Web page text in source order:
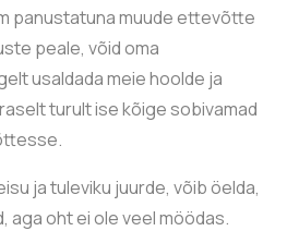
panustatuna muude ettevõtte
peale, võid oma
usaldada meie hoolde ja
turult ise kõige sobivamad
ja tuleviku juurde, võib öelda,
aga oht ei ole veel möödas.